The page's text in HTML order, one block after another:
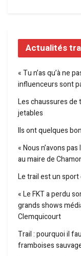
Actualités
« Tu n’as qu’à ne
influenceurs sont
Les chaussures
jetables
Ils ont quelques
« Nous n’avons
au maire de
Le trail est un
« Le FKT a perdu
grands shows
Clemquicourt
Trail : pourquoi il
framboises